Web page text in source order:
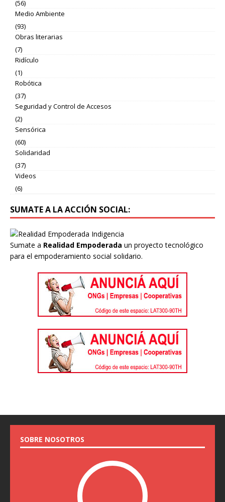
(56)
Medio Ambiente
(93)
Obras literarias
(7)
Ridículo
(1)
Robótica
(37)
Seguridad y Control de Accesos
(2)
Sensórica
(60)
Solidaridad
(37)
Videos
(6)
SUMATE A LA ACCIÓN SOCIAL:
Sumate a Realidad Empoderada un proyecto tecnológico
para el empoderamiento social solidario.
SOBRE NOSOTROS